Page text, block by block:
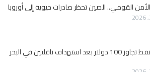
القومي.. الصين تحظر صادرات حيوية إلى أوروبا
سعر النفط تجاوز 100 دولار بعد استهداف ناقلتين في البحر